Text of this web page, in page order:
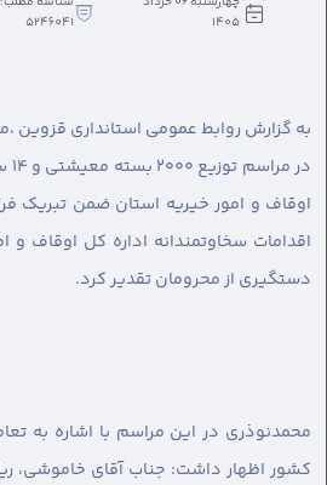
1405
5246041
به گزارش روابط عمومی استانداری قزوین ،
اوقاف و امور خیریه استان ضمن تبریک
اقدامات سخاوتمندانه اداره کل اوقاف و
دستگیری از محرومان تقدیر کرد.
محمدنوذری در این مراسم با اشاره به
کشور اظهار داشت: جناب آقای خاموشی،